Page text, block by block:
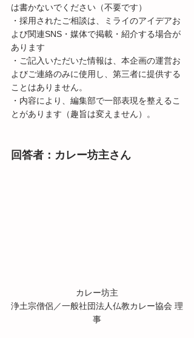
は書かないでください（不要です）
・採用されたご相談は、ミライのアイデアお
よび関連SNS・媒体で掲載・紹介する場合が
あります
・ご記入いただいた情報は、本企画の運営お
よびご連絡のみに使用し、第三者に提供する
ことはありません。
・内容により、編集部で一部表現を整えるこ
とがあります（趣旨は変えません）。
回答者：カレー坊主さん
カレー坊主
浄土宗僧侶／一般社団法人仏教カレー協会 理
事